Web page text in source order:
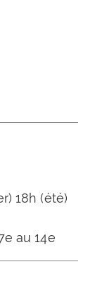
18h (été)
au 14e